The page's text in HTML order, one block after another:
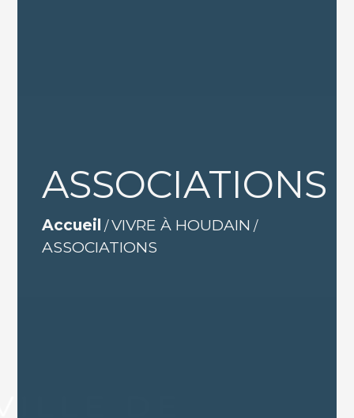
ASSOCIATIONS
Accueil /VIVRE À HOUDAIN /
ASSOCIATIONS